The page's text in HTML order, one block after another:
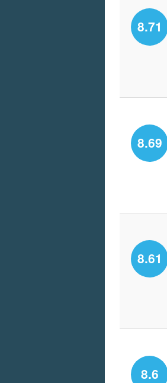
8.71
8.69
8.61
8.6